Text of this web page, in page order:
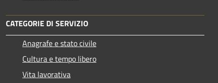
CATEGORIE DI SERVIZIO
Anagrafe e stato civile
Cultura e tempo libero
Vita lavorativa